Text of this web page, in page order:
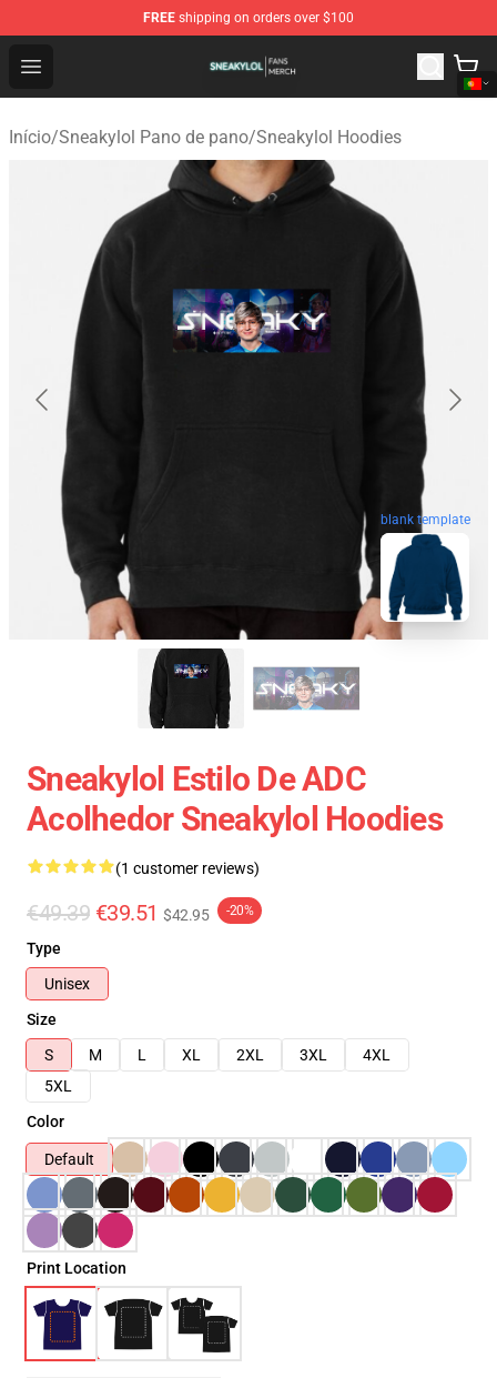
FREE shipping on orders over $100
Open menu
Sneakylol Shop - Official Sneakylol Merchandise Store
Início/Sneakylol Pano de pano/Sneakylol Hoodies
blank template
Sneakylol Estilo De ADC
Acolhedor Sneakylol Hoodies
(1 customer reviews)
€49.39 €39.51 $42.95 -20%
Type
Unisex
Size
S
M L XL 2XL 3XL
4XL
5XL
Color
Default
Print Location